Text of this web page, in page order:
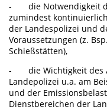
- die Notwendigkeit
zumindest
der Landespolizei und
Voraussetzungen (z.
Schießstätten),
- die Wichtigkeit des
Landepolizei u.a. am
und der
Dienstbereichen der